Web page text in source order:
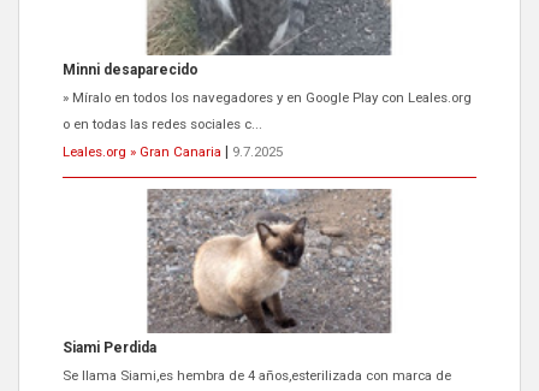
Siami Perdida
Se llama Siami,es hembra de 4 años,esterilizada con marca de
oreja,cariñosa,mimosa pero miedosa,e...
Leales.org » Gran Canaria
9.7.2025
ADOPCIÓN URGENTE GATA TEROR GRAN CANARIA
El ayuntamiento se va a llevar a Los Gatos callejeros de la zona los